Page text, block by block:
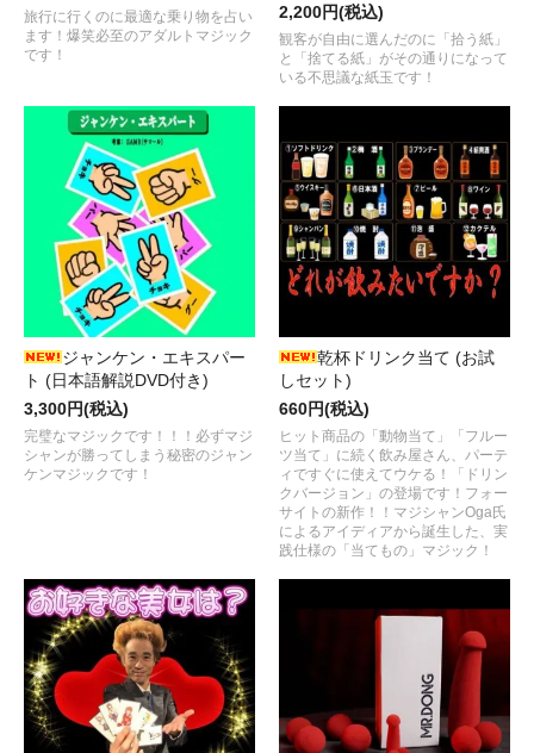
旅行に行くのに最適な乗り物を占い
ます！爆笑必至のアダルトマジック
です！
2,200円(税込)
観客が自由に選んだのに「拾う紙」
と「捨てる紙」がその通りになって
いる不思議な紙玉です！
ジャンケン・エキスパー
ト (日本語解説DVD付き)
3,300円(税込)
完璧なマジックです！！！必ずマジ
シャンが勝ってしまう秘密のジャン
ケンマジックです！
乾杯ドリンク当て (お試
しセット)
660円(税込)
ヒット商品の「動物当て」「フルー
ツ当て」に続く飲み屋さん、パーテ
ィですぐに使えてウケる！「ドリン
クバージョン」の登場です！フォー
サイトの新作！！マジシャンOga氏
によるアイディアから誕生した、実
践仕様の「当てもの」マジック！